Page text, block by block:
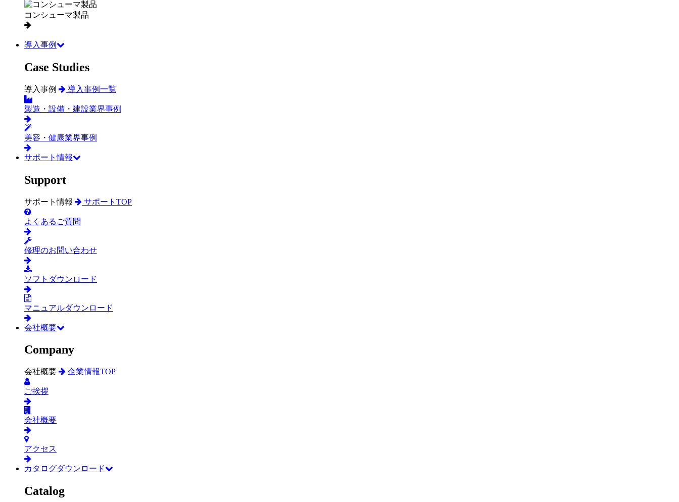
コンシューマ製品
導入事例
Case Studies
導入事例 導入事例一覧
製造・設備・建設業界事例
美容・健康業界事例
サポート情報
Support
サポート情報 サポートTOP
よくあるご質問
修理のお問い合わせ
ソフトダウンロード
マニュアルダウンロード
会社概要
Company
会社概要 企業情報TOP
ご挨拶
会社概要
アクセス
カタログダウンロード
Catalog